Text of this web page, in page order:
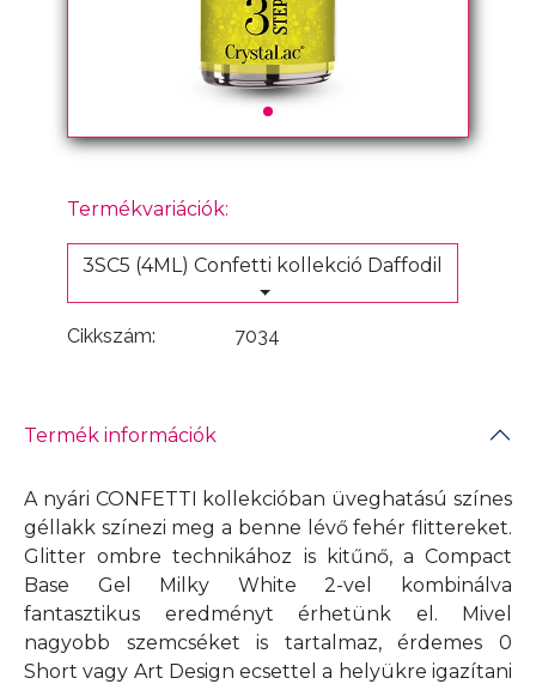
Termékvariációk:
3SC5 (4ML) Confetti kollekció Daffodil
Cikkszám: 7034
Termék információk
A nyári CONFETTI kollekcióban üveghatású színes
géllakk színezi meg a benne lévő fehér flittereket.
Glitter ombre technikához is kitűnő, a Compact
Base Gel Milky White 2-vel kombinálva
fantasztikus eredményt érhetünk el. Mivel
nagyobb szemcséket is tartalmaz, érdemes 0
Short vagy Art Design ecsettel a helyükre igazítani